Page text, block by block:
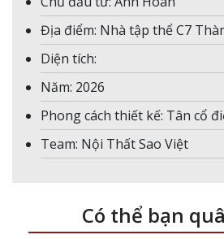
Địa điểm: Nhà tập thể C7
Diện tích:
Năm: 2026
Phong cách thiết kế: Tân cổ
Team: Nội Thất Sao Việt
Có thể bạn